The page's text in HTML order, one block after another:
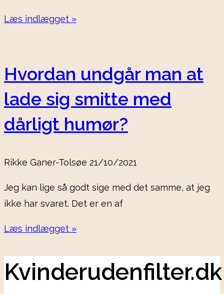
Læs indlægget »
Hvordan undgår man at
lade sig smitte med
dårligt humør?
Rikke Ganer-Tolsøe 21/10/2021
Jeg kan lige så godt sige med det samme, at jeg
ikke har svaret. Det er en af
Læs indlægget »
Kvinderudenfilter.dk